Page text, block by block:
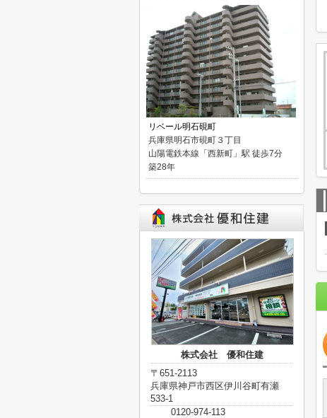
リベール明石硯町
兵庫県明石市硯町３丁目
山陽電鉄本線「西新町」駅 徒歩7分
築28年
株式会社 優和住建
〒651-2113
兵庫県神戸市西区伊川谷町有瀬
533-1
0120-974-113